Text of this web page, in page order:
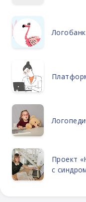
Логобанк
Проект
с